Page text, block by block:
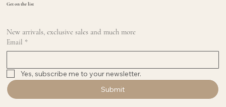
Get on the list
New arrivals, exclusive sales and much more
Email *
Yes, subscribe me to your newsletter.
Submit